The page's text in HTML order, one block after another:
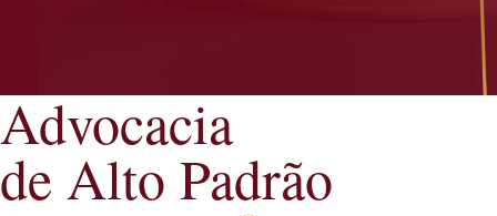
Advocacia
de Alto Padrão